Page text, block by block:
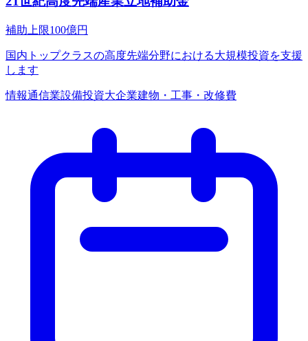
補助上限100億円
国内トップクラスの高度先端分野における大規模投資を支援
します
情報通信業設備投資大企業建物・工事・改修費